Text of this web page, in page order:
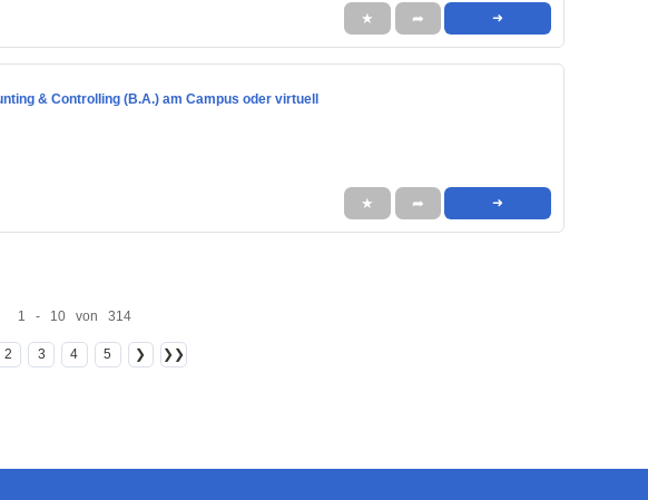
★ ➦ ➜
& Controlling (B.A.) am Campus oder virtuell
★ ➦ ➜
1 - 10 von 314
2 3 4 5 ❯ ❯❯